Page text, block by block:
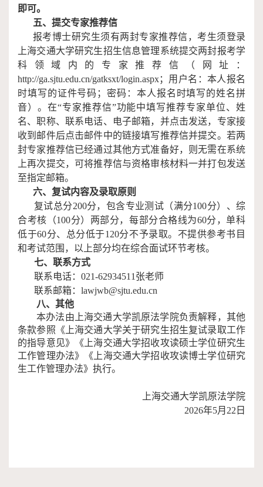
即可。
五、提交专家推荐信
报考博士研究生须有两封专家推荐信，考生须登录
上海交通大学研究生招生信息管理系统提交两封报考学
科领域内的专家推荐信（网址：
http://ga.sjtu.edu.cn/gatksxt/login.aspx；用户名：本人报名
时填写的证件号码；密码：本人报名时填写的姓名拼
音）。在“专家推荐信”功能中填写推荐专家单位、姓
名、职称、联系电话、电子邮箱，并点击发送，专家接
收到邮件后点击邮件中的链接填写推荐信并提交。若两
封专家推荐信已经通过其他方式准备好，则无需在系统
上再次提交，可将推荐信与资格审核材料一并打包发送
至指定邮箱。
六、 复试内容及录取原则
复试总分200分， 包含专业测试（满分100分）、综
合考核（100分）两部分，每部分合格线为60分，单科
低于60分、总分低于120分不予录取。不提供参考书目
和考试范围，以上部分均在综合面试环节考核。
七、联系方式
联系电话： 021-62934511 张老师
联系邮箱： lawjwb@sjtu.edu.cn
八、其他
本办法由上海交通大学凯原法学院负责解释，其他
条款参照《上海交通大学关于研究生招生复试录取工作
的指导意见》《上海交通大学招收攻读硕士学位研究生
工作管理办法》《上海交通大学招收攻读博士学位研究
生工作管理办法》执行。
上海交通大学凯原法学院
2026年5月 22 日